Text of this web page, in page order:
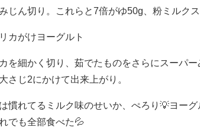
じん切り。これらと7倍がゆ50g、粉ミルク
カがけヨーグルト
を細かく切り、茹でたものをさらにスーパ
さじ2にかけて出来上がり。
慣れてるミルク味のせいか、ぺろり💡ヨー
でも全部食べた💦